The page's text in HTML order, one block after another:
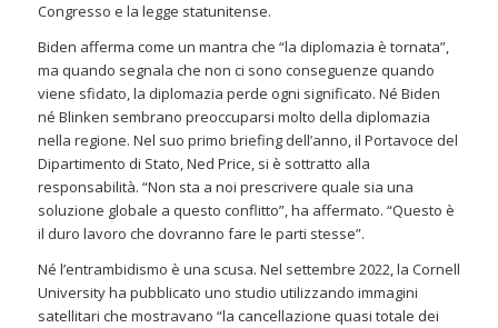
Congresso e la legge statunitense.
Biden afferma come un mantra che “la diplomazia è tornata”,
ma quando segnala che non ci sono conseguenze quando
viene sfidato, la diplomazia perde ogni significato. Né Biden
né Blinken sembrano preoccuparsi molto della diplomazia
nella regione. Nel suo primo briefing dell’anno, il Portavoce del
Dipartimento di Stato, Ned Price, si è sottratto alla
responsabilità. “Non sta a noi prescrivere quale sia una
soluzione globale a questo conflitto”, ha affermato. “Questo è
il duro lavoro che dovranno fare le parti stesse”.
Né l’entrambidismo è una scusa. Nel settembre 2022, la Cornell
University ha pubblicato uno studio utilizzando immagini
satellitari che mostravano “la cancellazione quasi totale dei